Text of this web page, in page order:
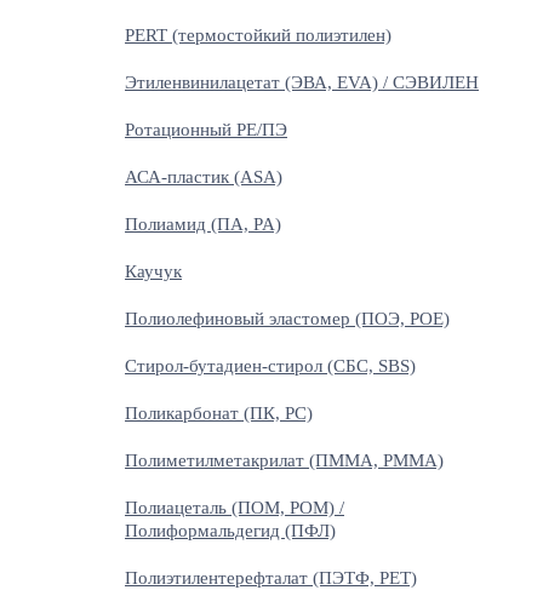
PERT (термостойкий полиэтилен)
Этиленвинилацетат (ЭВА, EVA) / СЭВИЛЕН
Ротационный PE/ПЭ
АСА-пластик (ASA)
Полиамид (ПА, PA)
Каучук
Полиолефиновый эластомер (ПОЭ, POE)
Стирол-бутадиен-стирол (СБС, SBS)
Поликарбонат (ПК, PC)
Полиметилметакрилат (ПММА, PMMA)
Полиацеталь (ПОМ, POM) /
Полиформальдегид (ПФЛ)
Полиэтилентерефталат (ПЭТФ, PET)